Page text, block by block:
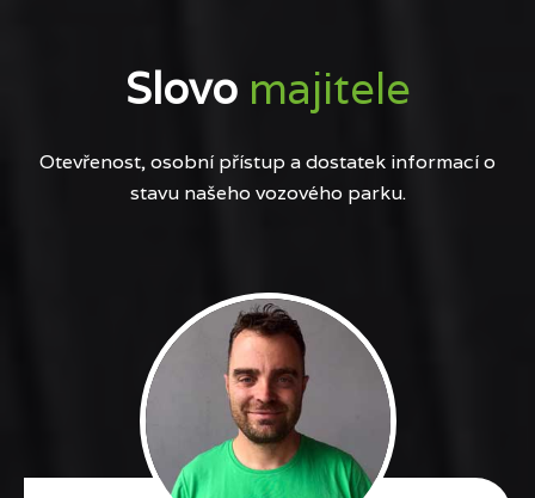
Slovo majitele
Otevřenost, osobní přístup a dostatek informací o
stavu našeho vozového parku.